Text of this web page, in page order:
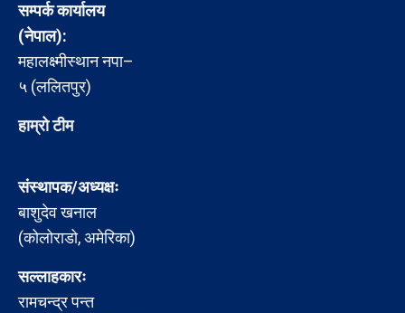
सम्पर्क कार्यालय
(नेपाल):
महालक्ष्मीस्थान नपा–
५ (ललितपुर)
हाम्रो टीम
संस्थापक/अध्यक्षः
बाशुदेव खनाल
(कोलोराडो, अमेरिका)
सल्लाहकारः
रामचन्द्र पन्त